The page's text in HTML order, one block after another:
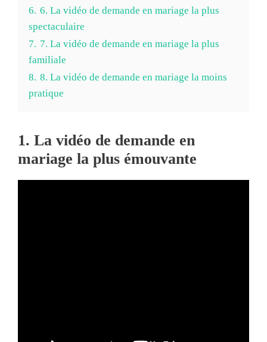
6. 6. La vidéo de demande en mariage la plus
spectaculaire
7. 7. La vidéo de demande en mariage la plus
familiale
8. 8. La vidéo de demande en mariage la moins
pratique
1. La vidéo de demande en
mariage la plus émouvante